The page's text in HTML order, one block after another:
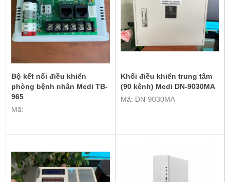
Bộ kết nối điều khiển
phòng bệnh nhân Medi TB-
965
Mã:
Khối điều khiển trung tâm
(90 kênh) Medi DN-9030MA
Mã: DN-9030MA